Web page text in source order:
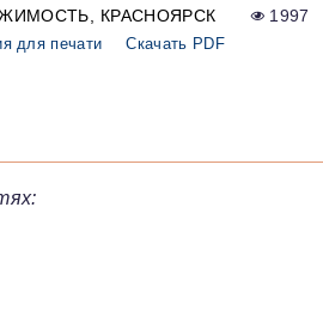
КРАСНОЯРСК 1997
для печати Скачать PDF